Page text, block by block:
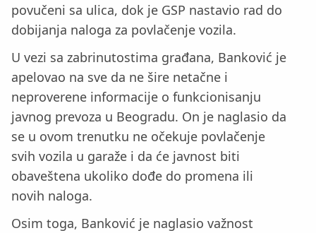
povučeni sa ulica, dok je GSP nastavio rad do
dobijanja naloga za povlačenje vozila.
U vezi sa zabrinutostima građana, Banković je
apelovao na sve da ne šire netačne i
neproverene informacije o funkcionisanju
javnog prevoza u Beogradu. On je naglasio da
se u ovom trenutku ne očekuje povlačenje
svih vozila u garaže i da će javnost biti
obaveštena ukoliko dođe do promena ili
novih naloga.
Osim toga, Banković je naglasio važnost